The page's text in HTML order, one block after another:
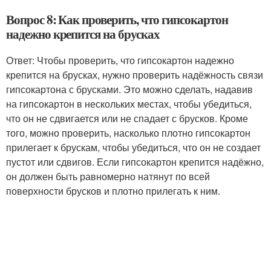
Вопрос 8: Как проверить, что гипсокартон
надежно крепится на брусках
Ответ: Чтобы проверить, что гипсокартон надежно
крепится на брусках, нужно проверить надёжность связи
гипсокартона с брусками. Это можно сделать, надавив
на гипсокартон в нескольких местах, чтобы убедиться,
что он не сдвигается или не спадает с брусков. Кроме
того, можно проверить, насколько плотно гипсокартон
прилегает к брускам, чтобы убедиться, что он не создает
пустот или сдвигов. Если гипсокартон крепится надёжно,
он должен быть равномерно натянут по всей
поверхности брусков и плотно прилегать к ним.